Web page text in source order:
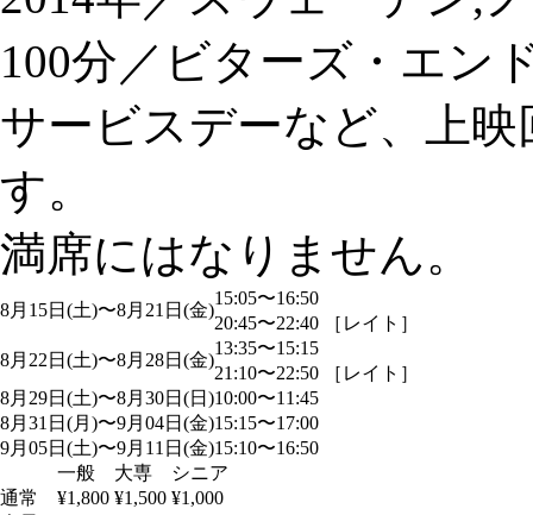
100分／ビターズ・エン
サービスデーなど、上
す。
満席にはなりません。
8月15日(土)〜8月21日(金)
15:05〜16:50
20:45〜22:40 ［レイト］
8月22日(土)〜8月28日(金)
13:35〜15:15
21:10〜22:50 ［レイト］
8月29日(土)〜8月30日(日)10:00〜11:45
8月31日(月)〜9月04日(金)15:15〜17:00
9月05日(土)〜9月11日(金)15:10〜16:50
一般
大専
シニア
通常
¥1,800 ¥1,500 ¥1,000